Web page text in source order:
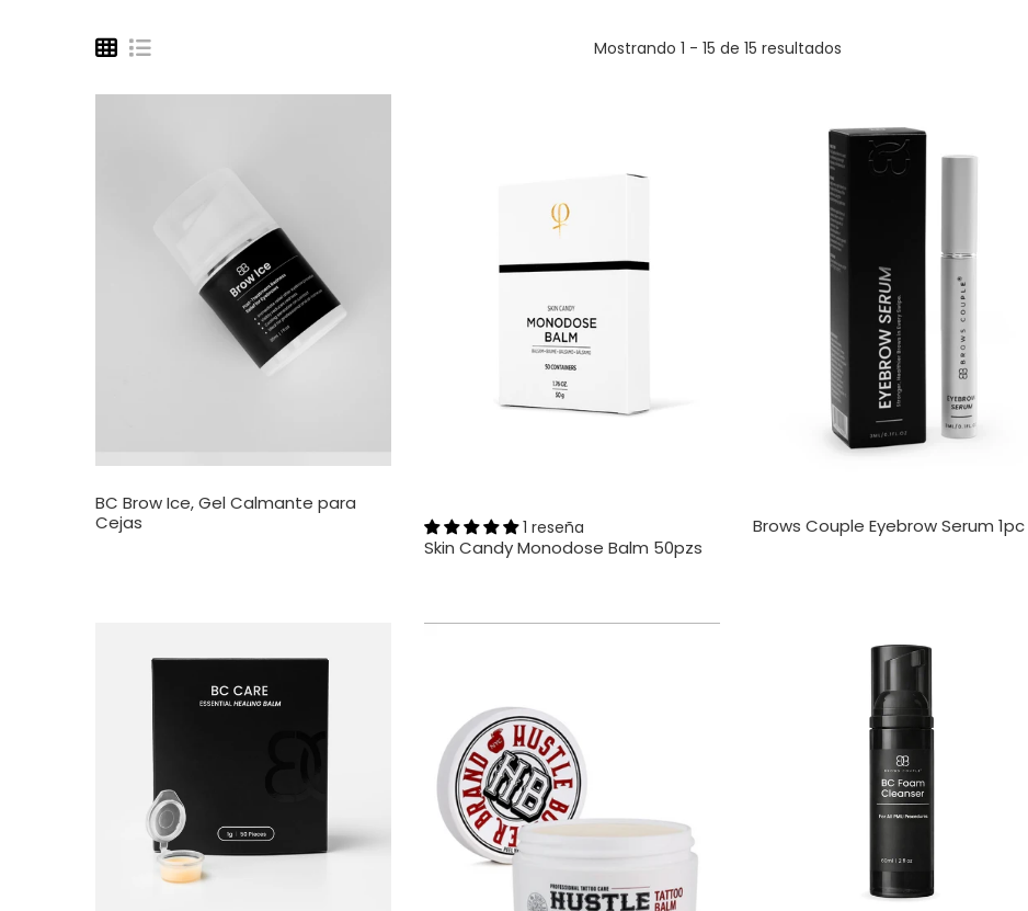
Mostrando 1 - 15 de 15 resultados
BC Brow Ice, Gel Calmante para
Cejas
1 reseña
Skin Candy Monodose Balm 50pzs
Brows Couple Eyebrow Serum 1pc